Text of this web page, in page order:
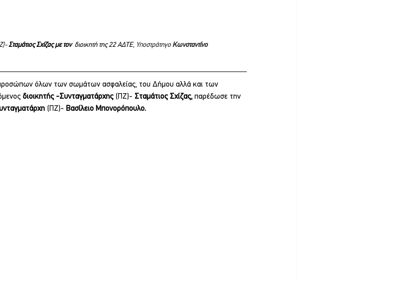
Σταμάτιος Σχίζας με τον διοικητή της 22 ΑΔΤΕ, Υποστράτηγο Κωνσταντίνο
όλων των σωμάτων ασφαλείας, του Δήμου αλλά και των
διοικητής -Συνταγματάρχης (ΠΖ)- Σταμάτιος Σχίζας, παρέδωσε την
(ΠΖ)- Βασίλειο Μπονορόπουλο.